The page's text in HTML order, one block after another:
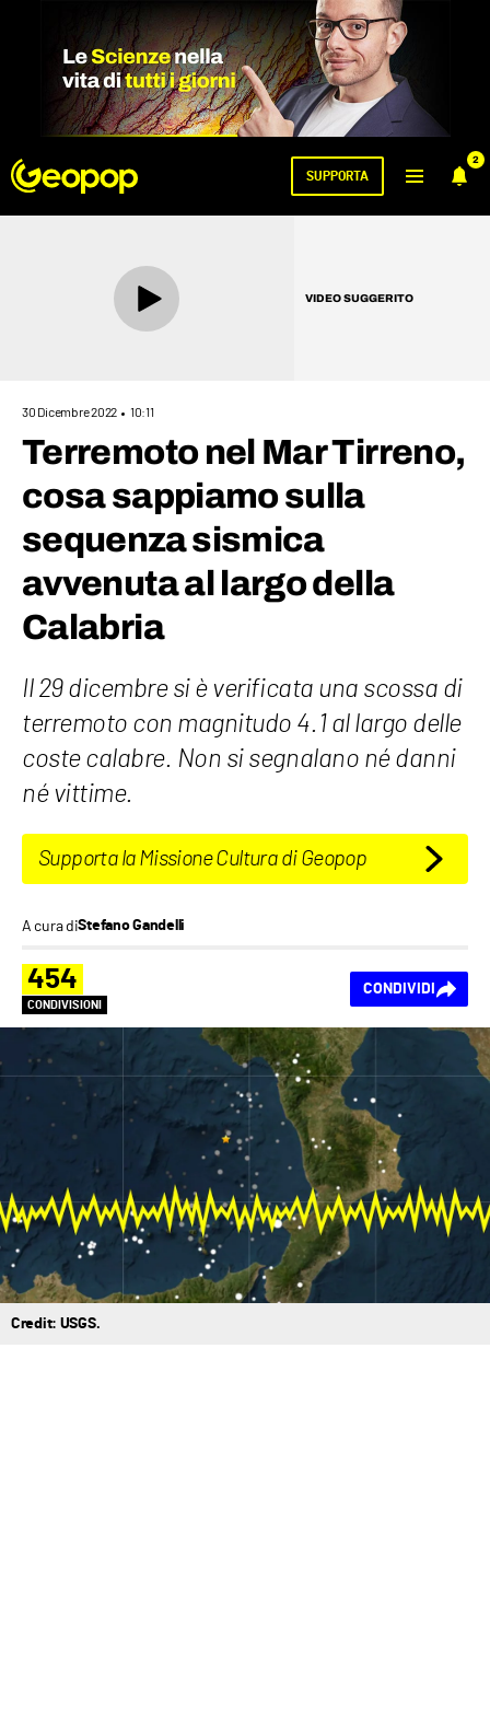
2
SUPPORTA
VIDEO SUGGERITO
30 Dicembre 2022 10:11
Terremoto nel Mar Tirreno,
cosa sappiamo sulla
sequenza sismica
avvenuta al largo della
Calabria
Il 29 dicembre si è verificata una scossa di
terremoto con magnitudo 4.1 al largo delle
coste calabre. Non si segnalano né danni
né vittime.
Supporta la Missione Cultura di Geopop
A cura diStefano Gandelli
454
CONDIVISIONI
CONDIVIDI
Credit: USGS.